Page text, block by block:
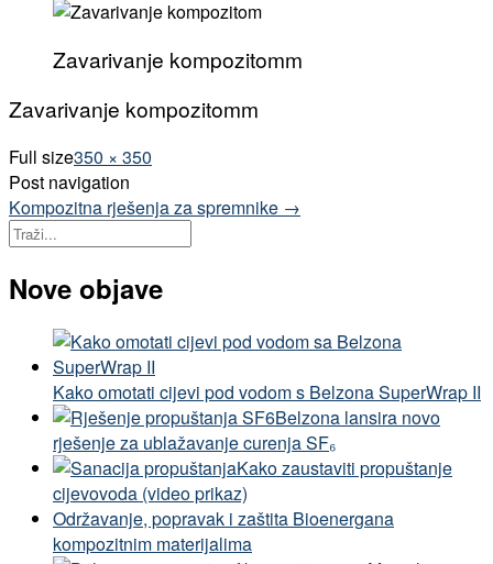
Zavarivanje kompozitomm
Zavarivanje kompozitomm
Full size350 × 350
Post navigation
Kompozitna rješenja za spremnike →
Nove objave
Kako omotati cijevi pod vodom s Belzona SuperWrap II
Belzona lansira novo
rješenje za ublažavanje curenja SF₆
Kako zaustaviti propuštanje
cijevovoda (video prikaz)
Održavanje, popravak i zaštita Bioenergana
kompozitnim materijalima